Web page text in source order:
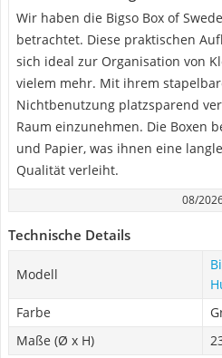
Wir haben die Bigso Box of
betrachtet. Diese praktischen
sich ideal zur Organisation von
vielem mehr. Mit ihrem
Nichtbenutzung platzsparend
Raum einzunehmen. Die Boxen
und Papier, was ihnen eine
Qualität verleiht.
08/
Technische Details
Modell
Farbe
Maße (Ø x H)